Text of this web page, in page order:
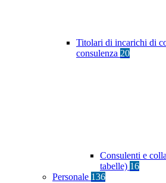
Titolari di incarichi di
consulenza 20
Consulenti e
tabelle) 16
Personale 136